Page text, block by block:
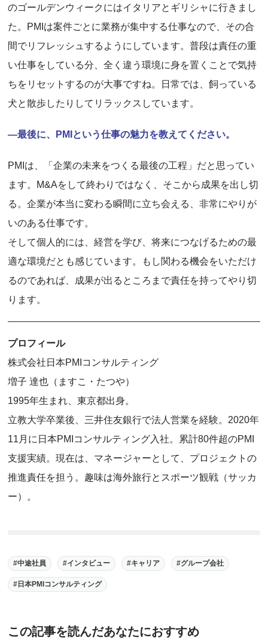
のゴールデンウィークにはイタリアとギリシャに行きまし
た。PMIは案件ごとに業務が集中する仕事なので、その合
間でリフレッシュするようにしています。普段は責任の重
い仕事をしている分、全く違う環境に身を置くことで気持
ちをリセットするのが大事ですね。日常では、飼っている
犬と散歩したりしてリラックスしています。
―最後に、PMIという仕事の魅力を教えてください。
PMIは、「企業の未来をつくる最後の工程」だと思ってい
ます。M&Aをして終わりではなく、そこから成果を出し切
る。企業が本当に変わる瞬間に立ち会える、非常にやりが
いのある仕事です。
そして個人的には、経営を学び、将来につなげるための最
適な環境だとも感じています。もし関わる機会をいただけ
るのであれば、成果が出るところまで責任を持ってやり切
ります。
プロフィール
株式会社日本PMIコンサルティング
増子 達也（ますこ・たつや）
1995年生まれ、東京都出身。
立教大学卒業後、三井住友銀行で法人営業を経験。2020年
11月に日本PMIコンサルティング入社。累計80件超のPMI
支援実績。現在は、マネージャーとして、プロジェクトの
推進責任を担う。趣味は海外旅行とスポーツ観戦（サッカ
ー）。
中途社員 インタビュー キャリア グループ会社
日本PMIコンサルティング
この記事を読んだあなたにおすすめ